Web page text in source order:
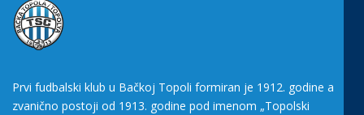
Prvi fudbalski klub u Bačkoj Topoli formiran je 1912. godine a
zvanično postoji od 1913. godine pod imenom „Topolski